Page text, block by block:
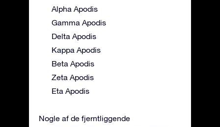
Alpha Apodis
Gamma Apodis
Delta Apodis
Kappa Apodis
Beta Apodis
Zeta Apodis
Eta Apodis
Nogle af de fjerntliggende